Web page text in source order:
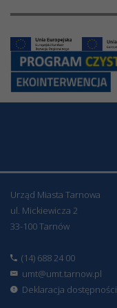
Urząd Miasta Tarnowa
ul. Mickiewicza 2
33-100 Tarnów
(14) 688 24 00
umt@umt.tarnow.pl
Deklaracja dostępności